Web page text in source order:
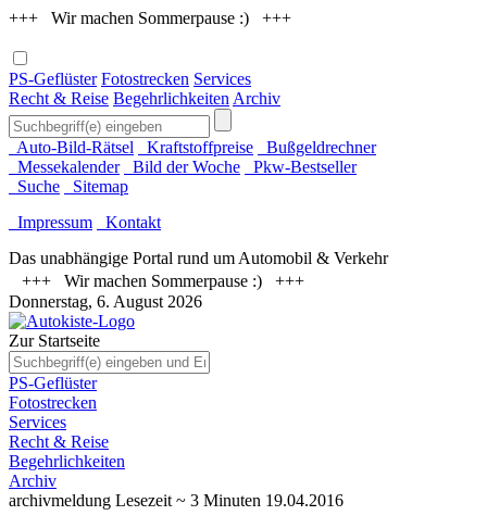
+++ Wir machen Sommerpause :) +++
PS-Geflüster Fotostrecken Services
Recht & Reise Begehrlichkeiten Archiv
Auto-Bild-Rätsel Kraftstoffpreise
Bußgeldrechner
Messekalender
Bild der Woche
Pkw-Bestseller
Suche
Sitemap
Impressum
Kontakt
Das unabhängige Portal rund um Automobil & Verkehr
+++ Wir machen Sommerpause :) +++
Donnerstag, 6. August 2026
Zur Startseite
PS-Geflüster
Fotostrecken
Services
Recht & Reise
Begehrlichkeiten
Archiv
archivmeldung Lesezeit ~ 3 Minuten 19.04.2016